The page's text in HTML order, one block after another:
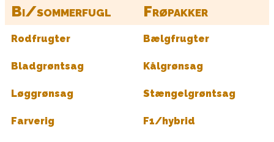
Bi/sommerfugl
Frøpakker
Rodfrugter Bælgfrugter
Bladgrøntsag Kålgrønsag
Løggrønsag Stængelgrøntsag
Farverig F1/hybrid